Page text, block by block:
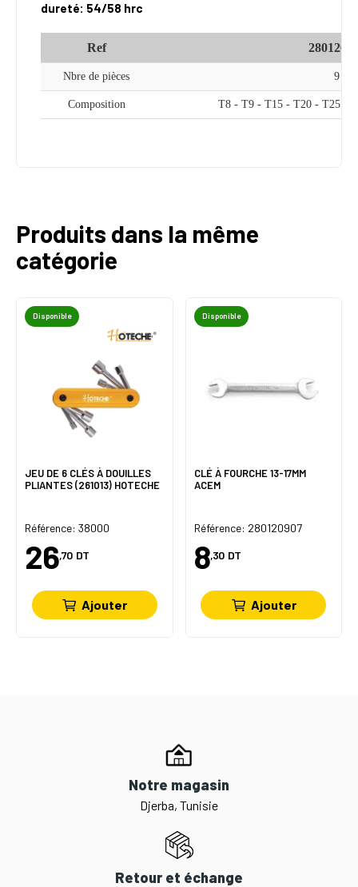
dureté: 54/58 hrc
Ref
Nbre de pièces 9
Composition T8 - T9 - T15 - T20 - T25 -
Produits dans la même
catégorie
Disponible
JEU DE 6 CLÉS À DOUILLES
PLIANTES (261013) HOTECHE
Référence: 38000
26,70 DT
Ajouter
Disponible
CLÉ À FOURCHE 13-17MM
ACEM
Référence: 280120907
8,30 DT
Ajouter
Notre magasin
Djerba, Tunisie
Retour et échange